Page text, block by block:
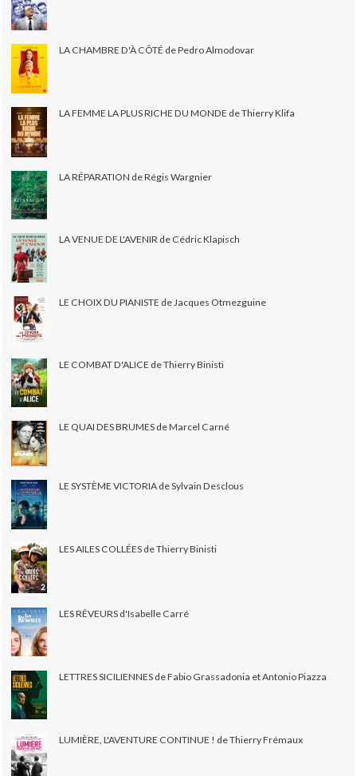
LA CHAMBRE D'À CÔTÉ de Pedro Almodovar
LA FEMME LA PLUS RICHE DU MONDE de Thierry Klifa
LA RÉPARATION de Régis Wargnier
LA VENUE DE L'AVENIR de Cédric Klapisch
LE CHOIX DU PIANISTE de Jacques Otmezguine
LE COMBAT D'ALICE de Thierry Binisti
LE QUAI DES BRUMES de Marcel Carné
LE SYSTÈME VICTORIA de Sylvain Desclous
LES AILES COLLÉES de Thierry Binisti
LES RÊVEURS d'Isabelle Carré
LETTRES SICILIENNES de Fabio Grassadonia et Antonio Piazza
LUMIÈRE, L'AVENTURE CONTINUE ! de Thierry Frémaux